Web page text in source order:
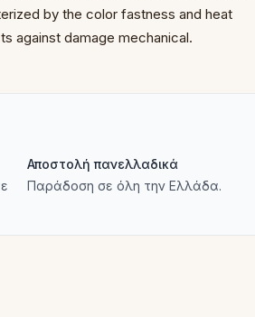
by the color fastness and heat
against damage mechanical.
Αποστολή πανελλαδικά
Παράδοση σε όλη την Ελλάδα.